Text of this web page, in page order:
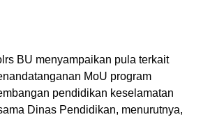
BU menyampaikan pula terkait
MoU program
pendidikan keselamatan
Dinas Pendidikan, menurutnya,